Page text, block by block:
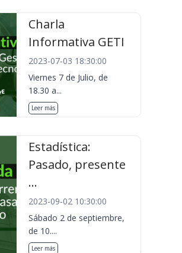
Charla
Informativa GETI
2023-07-03 18:30:00
Viernes 7 de Julio, de
18.30 a...
Leer más
Estadística:
Pasado, presente
...
2023-09-02 10:30:00
Sábado 2 de septiembre,
de 10....
Leer más